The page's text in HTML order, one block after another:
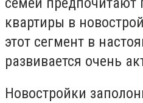
квартиры в
этот сегмент в
развивается очень
Новостройки